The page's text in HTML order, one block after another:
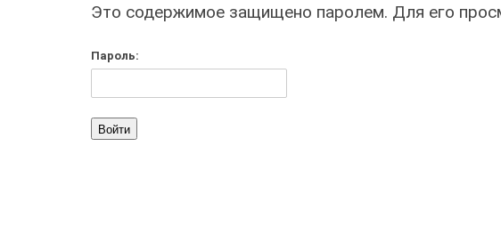
Это содержимое защищено паролем. Для его
Пароль: